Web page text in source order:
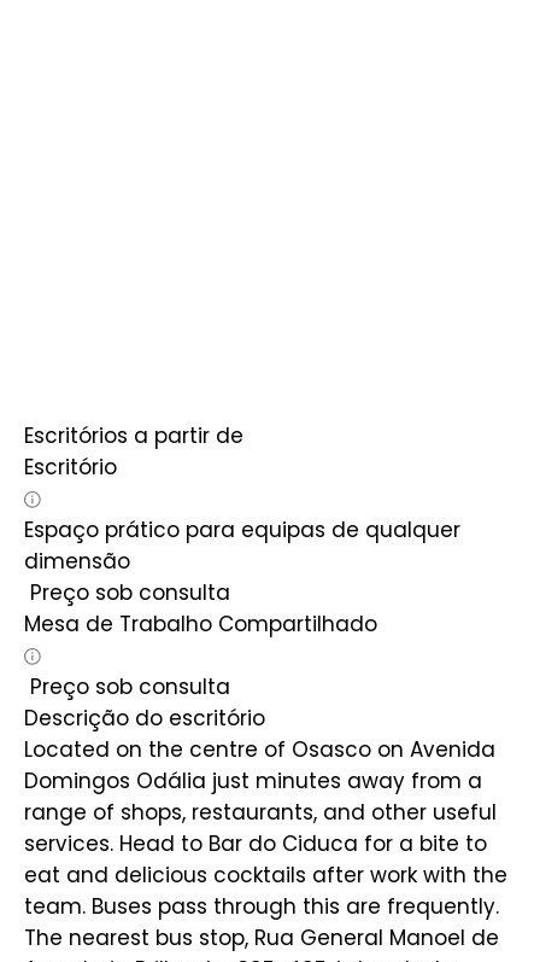
Escritórios a partir de
Escritório
Espaço prático para equipas de qualquer
dimensão
Preço sob consulta
Mesa de Trabalho Compartilhado
Preço sob consulta
Descrição do escritório
Located on the centre of Osasco on Avenida
Domingos Odália just minutes away from a
range of shops, restaurants, and other useful
services. Head to Bar do Ciduca for a bite to
eat and delicious cocktails after work with the
team. Buses pass through this are frequently.
The nearest bus stop, Rua General Manoel de